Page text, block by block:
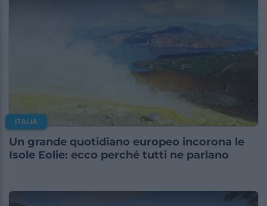
ITALIA
Un grande quotidiano europeo incorona le
Isole Eolie: ecco perché tutti ne parlano